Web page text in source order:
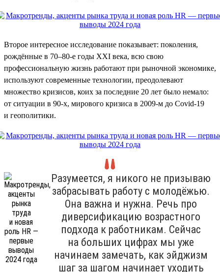
Второе интересное исследование показывает: поколения,
рождённые в 70–80-е годы XXI века, всю свою
профессиональную жизнь работают при рыночной экономике,
используют современные технологии, преодолевают
множество кризисов, коих за последние 20 лет было немало:
от ситуации в 90-х, мирового кризиса в 2009-м до Covid-19
и геополитики.
Разумеется, я никого не призываю
забрасывать работу с молодёжью.
Она важна и нужна. Речь про
диверсификацию возрастного
подхода к работникам. Сейчас
на больших цифрах мы уже
начинаем замечать, как эйджизм
шаг за шагом начинает уходить